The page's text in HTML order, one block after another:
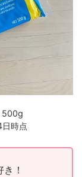
500g
時点
！